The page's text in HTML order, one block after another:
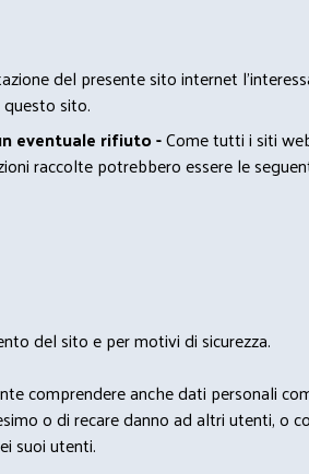
del presente sito internet
sito.
eventuale rifiuto -Come tutti i siti
raccolte potrebbero essere le
del sito e per motivi di sicurezza.
comprendere anche dati personali
o di recare danno ad altri utenti, o
suoi utenti.